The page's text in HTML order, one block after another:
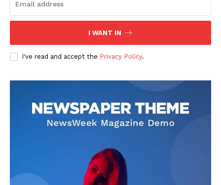
DOWNLOAD NOW
AIN NEWS 1
Contact Us
I WANT IN
I've read and accept the Privacy Policy.